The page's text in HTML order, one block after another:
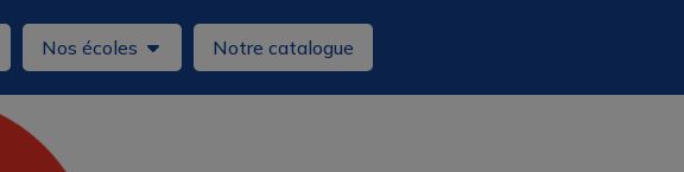
Nos écoles Notre catalogue